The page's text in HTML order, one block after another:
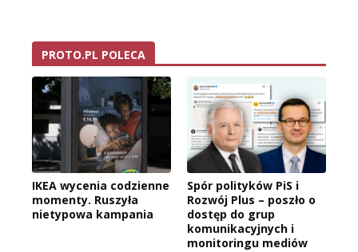
PROTO.PL POLECA
IKEA wycenia codzienne
momenty. Ruszyła
nietypowa kampania
Spór polityków PiS i
Rozwój Plus – poszło o
dostęp do grup
komunikacyjnych i
monitoringu mediów